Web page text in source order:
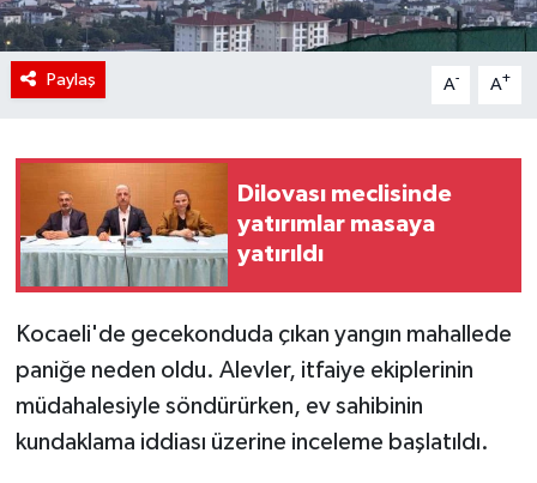
Paylaş A- A+
Dilovası meclisinde
yatırımlar masaya
yatırıldı
Kocaeli'de gecekonduda çıkan yangın mahallede
paniğe neden oldu. Alevler, itfaiye ekiplerinin
müdahalesiyle söndürürken, ev sahibinin
kundaklama iddiası üzerine inceleme başlatıldı.